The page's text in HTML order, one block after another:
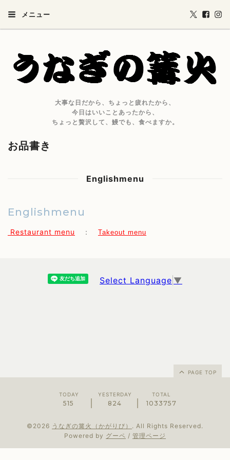
メニュー
大事な日だから、ちょっと疲れたから、
今日はいいことあったから、
ちょっと贅沢して、鰻でも、食べますか。
お品書き
Englishmenu
Englishmenu
Restaurant menu ： Takeout menu
Select Language ▼
PAGE TOP
TODAY
515
YESTERDAY
824
TOTAL
1033757
©2026 うなぎの篝火（かがりび） . All Rights Reserved.
Powered by グーペ / 管理ページ